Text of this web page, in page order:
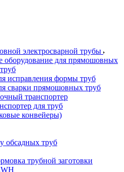
электросварной трубы
оборудование для прямошовных
исправления формы труб
сварки прямошовных труб
транспортер
для труб
конвейеры)
обсадных труб
трубной заготовки